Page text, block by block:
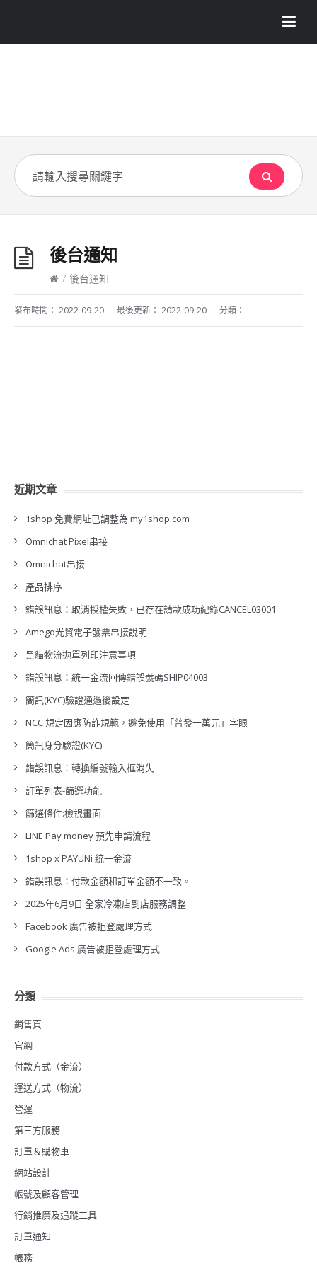
後台通知
/ 後台通知
發布時間： 2022-09-20 最後更新： 2022-09-20 分類：
近期文章
1shop 免費網址已調整為 my1shop.com
Omnichat Pixel串接
Omnichat串接
產品排序
錯誤訊息：取消授權失敗，已存在請款成功紀錄CANCEL03001
Amego光貿電子發票串接說明
黑貓物流拋單列印注意事項
錯誤訊息：統一金流回傳錯誤號碼SHIP04003
簡訊(KYC)驗證通過後設定
NCC 規定因應防詐規範，避免使用「普發一萬元」字眼
簡訊身分驗證(KYC)
錯誤訊息：轉換編號輸入框消失
訂單列表-篩選功能
篩選條件:檢視畫面
LINE Pay money 預先申請流程
1shop x PAYUNi 統一金流
錯誤訊息：付款金額和訂單金額不一致。
2025年6月9日 全家冷凍店到店服務調整
Facebook 廣告被拒登處理方式
Google Ads 廣告被拒登處理方式
分類
銷售頁
官網
付款方式（金流）
運送方式（物流）
營運
第三方服務
訂單＆購物車
網站設計
帳號及顧客管理
行銷推廣及追蹤工具
訂單通知
帳務